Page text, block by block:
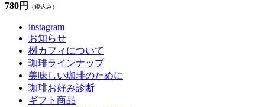
780円 （税込み）
instagram
お知らせ
桝カフィについて
珈琲ラインナップ
美味しい珈琲のために
珈琲お好み診断
ギフト商品